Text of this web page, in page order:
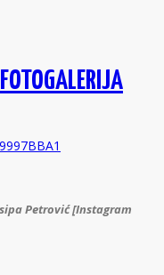
Petrović [Instagram